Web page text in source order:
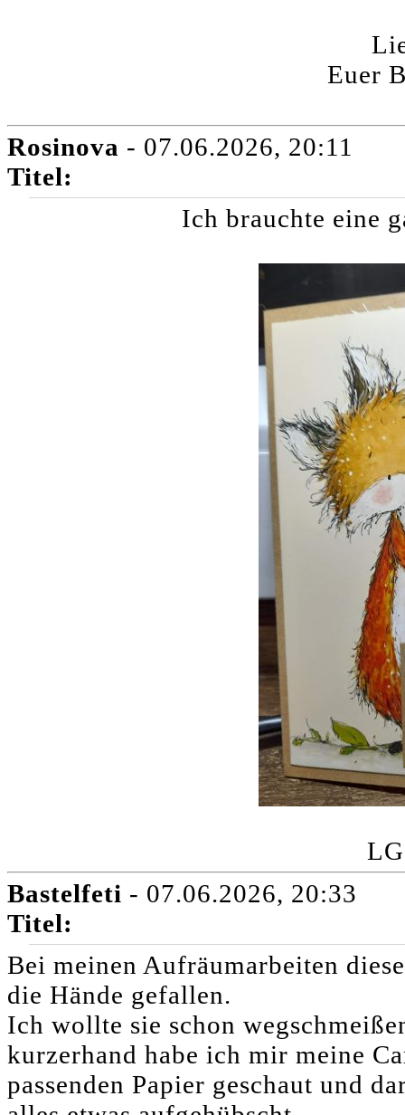
Euer
Rosinova - 07.06.2026, 20:11
Titel:
Ich brauchte eine
Bastelfeti - 07.06.2026, 20:33
Titel:
Bei meinen Aufräumarbeiten
die Hände gefallen.
Ich wollte sie schon
kurzerhand habe ich mir meine
passenden Papier geschaut und